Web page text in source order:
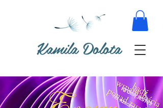
Kamila Dolota